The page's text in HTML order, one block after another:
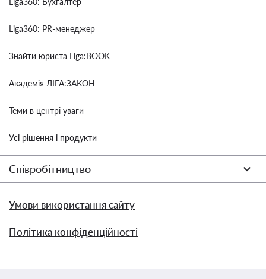
Liga360: PR-менеджер
Знайти юриста Liga:BOOK
Академія ЛІГА:ЗАКОН
Теми в центрі уваги
Усі рішення і продукти
Співробітництво
Умови використання сайту
Політика конфіденційності